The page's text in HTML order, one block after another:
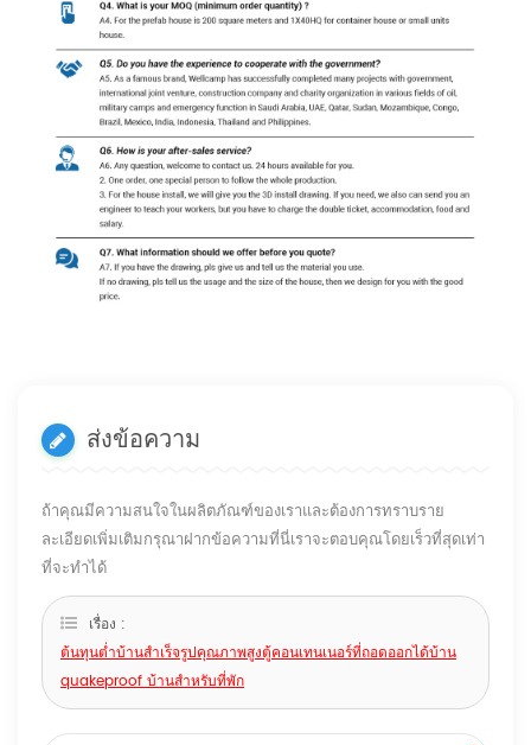
ส่งข้อความ
ถ้าคุณมีความสนใจในผลิตภัณฑ์ของเราและต้องการทราบราย
ละเอียดเพิ่มเติมกรุณาฝากข้อความที่นี่เราจะตอบคุณโดยเร็วที่สุดเท่า
ที่จะทำได้
เรื่อง :
ต้นทุนต่ำบ้านสำเร็จรูปคุณภาพสูงตู้คอนเทนเนอร์ที่ถอดออกได้บ้าน
quakeproof บ้านสำหรับที่พัก